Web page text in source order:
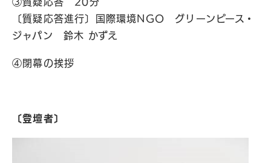
③質疑応答 20分
〔質疑応答進行〕国際環境NGO グリーンピース・
ジャパン 鈴木 かずえ
④閉幕の挨拶
〔登壇者〕